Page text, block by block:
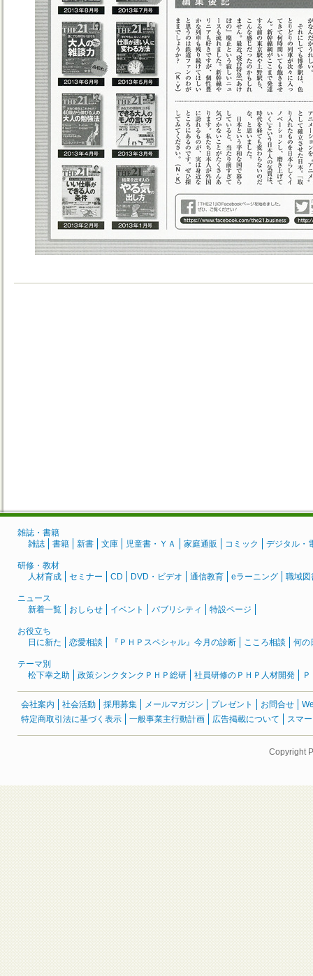
雑誌・書籍
雑誌
書籍 新書 文庫 児童書・ＹＡ 家庭通販 コミック デジタル・
研修・教材
人材育成
セミナー CD DVD・ビデオ 通信教育 eラーニング 職域図
ニュース
新着一覧
おしらせ イベント パブリシティ 特設ページ
お役立ち
日に新た
恋愛相談 『ＰＨＰスペシャル』今月の診断 こころ相談 何の
テーマ別
松下幸之助
政策シンクタンクＰＨＰ総研 社員研修のＰＨＰ人材開発
会社案内 社会活動 採用募集 メールマガジン プレゼント お問合せ
特定商取引法に基づく表示
一般事業主行動計画 広告掲載について スマ
Copyright